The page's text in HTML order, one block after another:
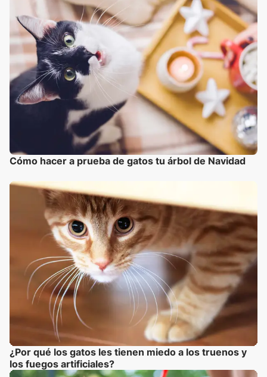
Cómo hacer a prueba de gatos tu árbol de Navidad
¿Por qué los gatos les tienen miedo a los truenos y
los fuegos artificiales?